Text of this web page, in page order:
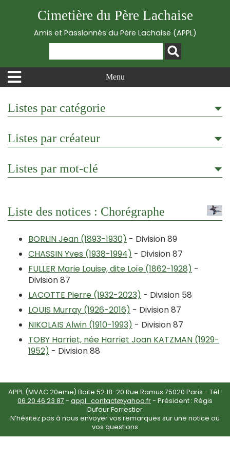
Cimetière du Père Lachaise
Amis et Passionnés du Père Lachaise (APPL)
Menu
Listes par catégorie
Listes par créateur
Listes par mot-clé
Liste des notices : Chorégraphe
BORLIN Jean (1893-1930) - Division 89
CHASSIN Yves (1938-1994) - Division 87
FULLER Marie Louise, dite Loïe (1862-1928) -
Division 87
LACOTTE Pierre (1932-2023) - Division 58
LOUIS Murray (1926-2016) - Division 87
NIKOLAIS Alwin (1910-1993) - Division 87
TOBY Harriet, née Harriet Joan KATZMAN (1929-
1952) - Division 88
APPL (MVAC 20eme) Boite 52 18-20 Rue Ramus 75020 Paris - Tél :
06 20 46 23 87 - appl_contact@yahoo.fr- Président : Régis
Dufour Forrestier
N’hésitez pas à nous envoyer vos remarques sur une notice ou
vos questions